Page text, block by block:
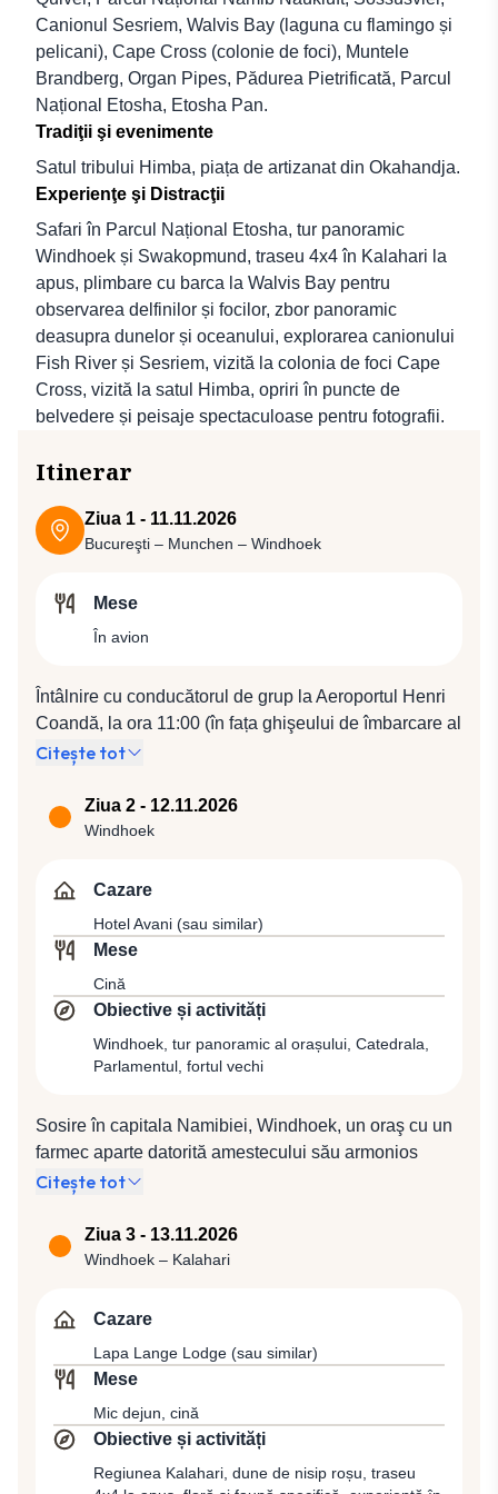
Canionul Sesriem, Walvis Bay (laguna cu flamingo și
pelicani), Cape Cross (colonie de foci), Muntele
Brandberg, Organ Pipes, Pădurea Pietrificată, Parcul
Național Etosha, Etosha Pan.
Tradiţii şi evenimente
Satul tribului Himba, piața de artizanat din Okahandja.
Experienţe şi Distracţii
Safari în Parcul Național Etosha, tur panoramic
Windhoek și Swakopmund, traseu 4x4 în Kalahari la
apus, plimbare cu barca la Walvis Bay pentru
observarea delfinilor și focilor, zbor panoramic
deasupra dunelor și oceanului, explorarea canionului
Fish River și Sesriem, vizită la colonia de foci Cape
Cross, vizită la satul Himba, opriri în puncte de
belvedere și peisaje spectaculoase pentru fotografii.
Itinerar
Ziua 1 - 11.11.2026
Bucureşti – Munchen – Windhoek
Mese
În avion
Întâlnire cu conducătorul de grup la Aeroportul Henri
Coandă, la ora 11:00 (în fața ghişeului de îmbarcare al
companiei Lufthansa). Plecare spre Munchen cu
unde vom pleca spre Windhoek cu zborul LH 4298
(20:45 / 07:45).
Citește tot
Ziua 2 - 12.11.2026
Windhoek
Cazare
Hotel Avani (sau similar)
Mese
Cină
Obiective și activități
Windhoek, tur panoramic al orașului, Catedrala,
Parlamentul, fortul vechi
Sosire în capitala Namibiei, Windhoek, un oraş cu un
farmec aparte datorită amestecului său armonios
dintre cultura africană şi cea europeană, centru
relaxantă şi deschisă. Situat la o altitudine de 1.700
m, adăpostit de munţi la sud şi est, oraşul a fost
surse termale, de unde şi numele date de triburile
înseamnă „un loc cu aburi”. Distrus ulterior în timpul
războiului, aşezarea a fost refăcută în anul 1890,
atunci când o colonie germană a pus piatra de temelie
la vechea cetate. Vom face un tur panoramic al
oraşului, prilej de a descoperi „inima Namibiei”, cu
Citește tot
Ziua 3 - 13.11.2026
Windhoek – Kalahari
Cazare
Lapa Lange Lodge (sau similar)
Mese
Mic dejun, cină
Obiective și activități
Regiunea Kalahari, dune de nisip roșu, traseu